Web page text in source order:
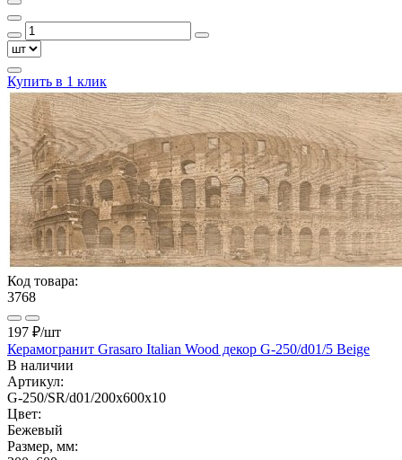
Купить в 1 клик
Код товара:
3768
197 ₽/шт
Керамогранит Grasaro Italian Wood декор G-250/d01/5 Beige
В наличии
Артикул:
G-250/SR/d01/200x600x10
Цвет:
Бежевый
Размер, мм: